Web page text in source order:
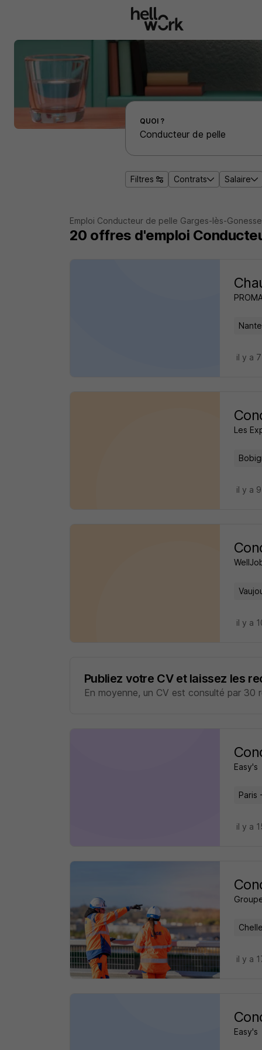
Effectuer une recherche d'emploi par localité
QUOI ?
Filtres Contrats Salaire
Emploi Conducteur de pelle Garges-lès-Gonesse
20 offres d'emploi
il y a
Les
il y a
il y a
Publiez votre CV et laissez les
En moyenne, un CV est consulté par 30
Easy's
Paris
il y a
il y a
Easy's